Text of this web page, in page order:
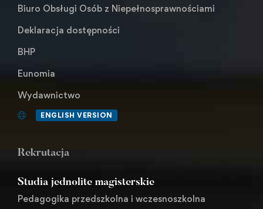
Biuro Obsługi Osób z Niepełnosprawnościami
Deklaracja dostępności
BHP
Eunomia
Wydawnictwo
ENGLISH VERSION
Rekrutacja
Studia jednolite magisterskie
Pedagogika przedszkolna i wczesnoszkolna